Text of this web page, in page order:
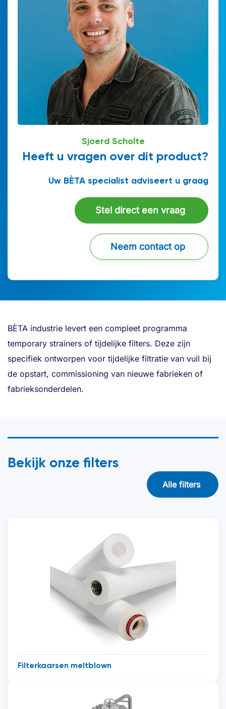
Sjoerd Scholte
Heeft u vragen over dit product?
Uw BÈTA specialist adviseert u graag
Stel direct een vraag
Neem contact op
BÈTA industrie levert een compleet programma
temporary strainers of tijdelijke filters. Deze zijn
specifiek ontworpen voor tijdelijke filtratie van vuil bij
de opstart, commissioning van nieuwe fabrieken of
fabrieksonderdelen.
Gewenste offerte*
Bent u al klant?
Bekijk onze filters
Alle filters
Filterkaarsen meltblown